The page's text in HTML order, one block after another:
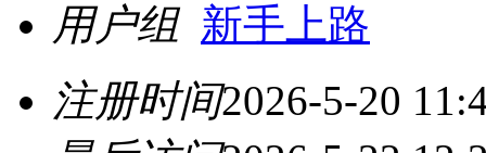
用户组 新手上路
注册时间2026-5-20